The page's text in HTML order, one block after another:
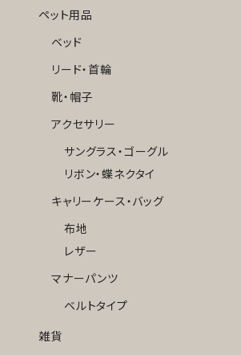
ペット用品
ベッド
リード・首輪
靴・帽子
アクセサリー
サングラス・ゴーグル
リボン・蝶ネクタイ
キャリーケース・バッグ
布地
レザー
マナーパンツ
ベルトタイプ
雑貨